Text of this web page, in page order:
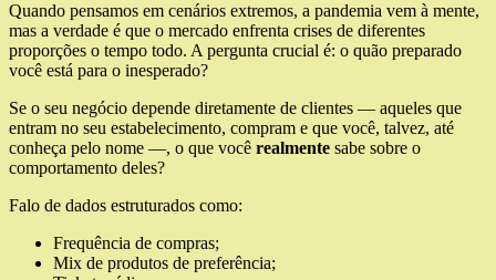
Quando pensamos em cenários extremos, a pandemia vem à mente,
mas a verdade é que o mercado enfrenta crises de diferentes
proporções o tempo todo. A pergunta crucial é: o quão preparado
você está para o inesperado?
Se o seu negócio depende diretamente de clientes — aqueles que
entram no seu estabelecimento, compram e que você, talvez, até
conheça pelo nome —, o que você realmente sabe sobre o
comportamento deles?
Falo de dados estruturados como:
Frequência de compras;
Mix de produtos de preferência;